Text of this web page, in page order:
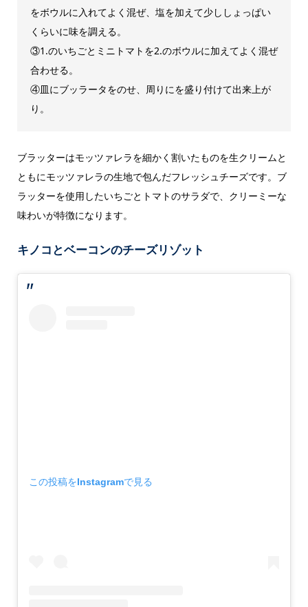
をボウルに入れてよく混ぜ、塩を加えて少ししょっぱい
くらいに味を調える。
③1.のいちごとミニトマトを2.のボウルに加えてよく混ぜ
合わせる。
④皿にブッラータをのせ、周りにを盛り付けて出来上が
り。
ブラッターはモッツァレラを細かく割いたものを生クリームと
ともにモッツァレラの生地で包んだフレッシュチーズです。ブ
ラッターを使用したいちごとトマトのサラダで、クリーミーな
味わいが特徴になります。
キノコとベーコンのチーズリゾット
この投稿をInstagramで見る